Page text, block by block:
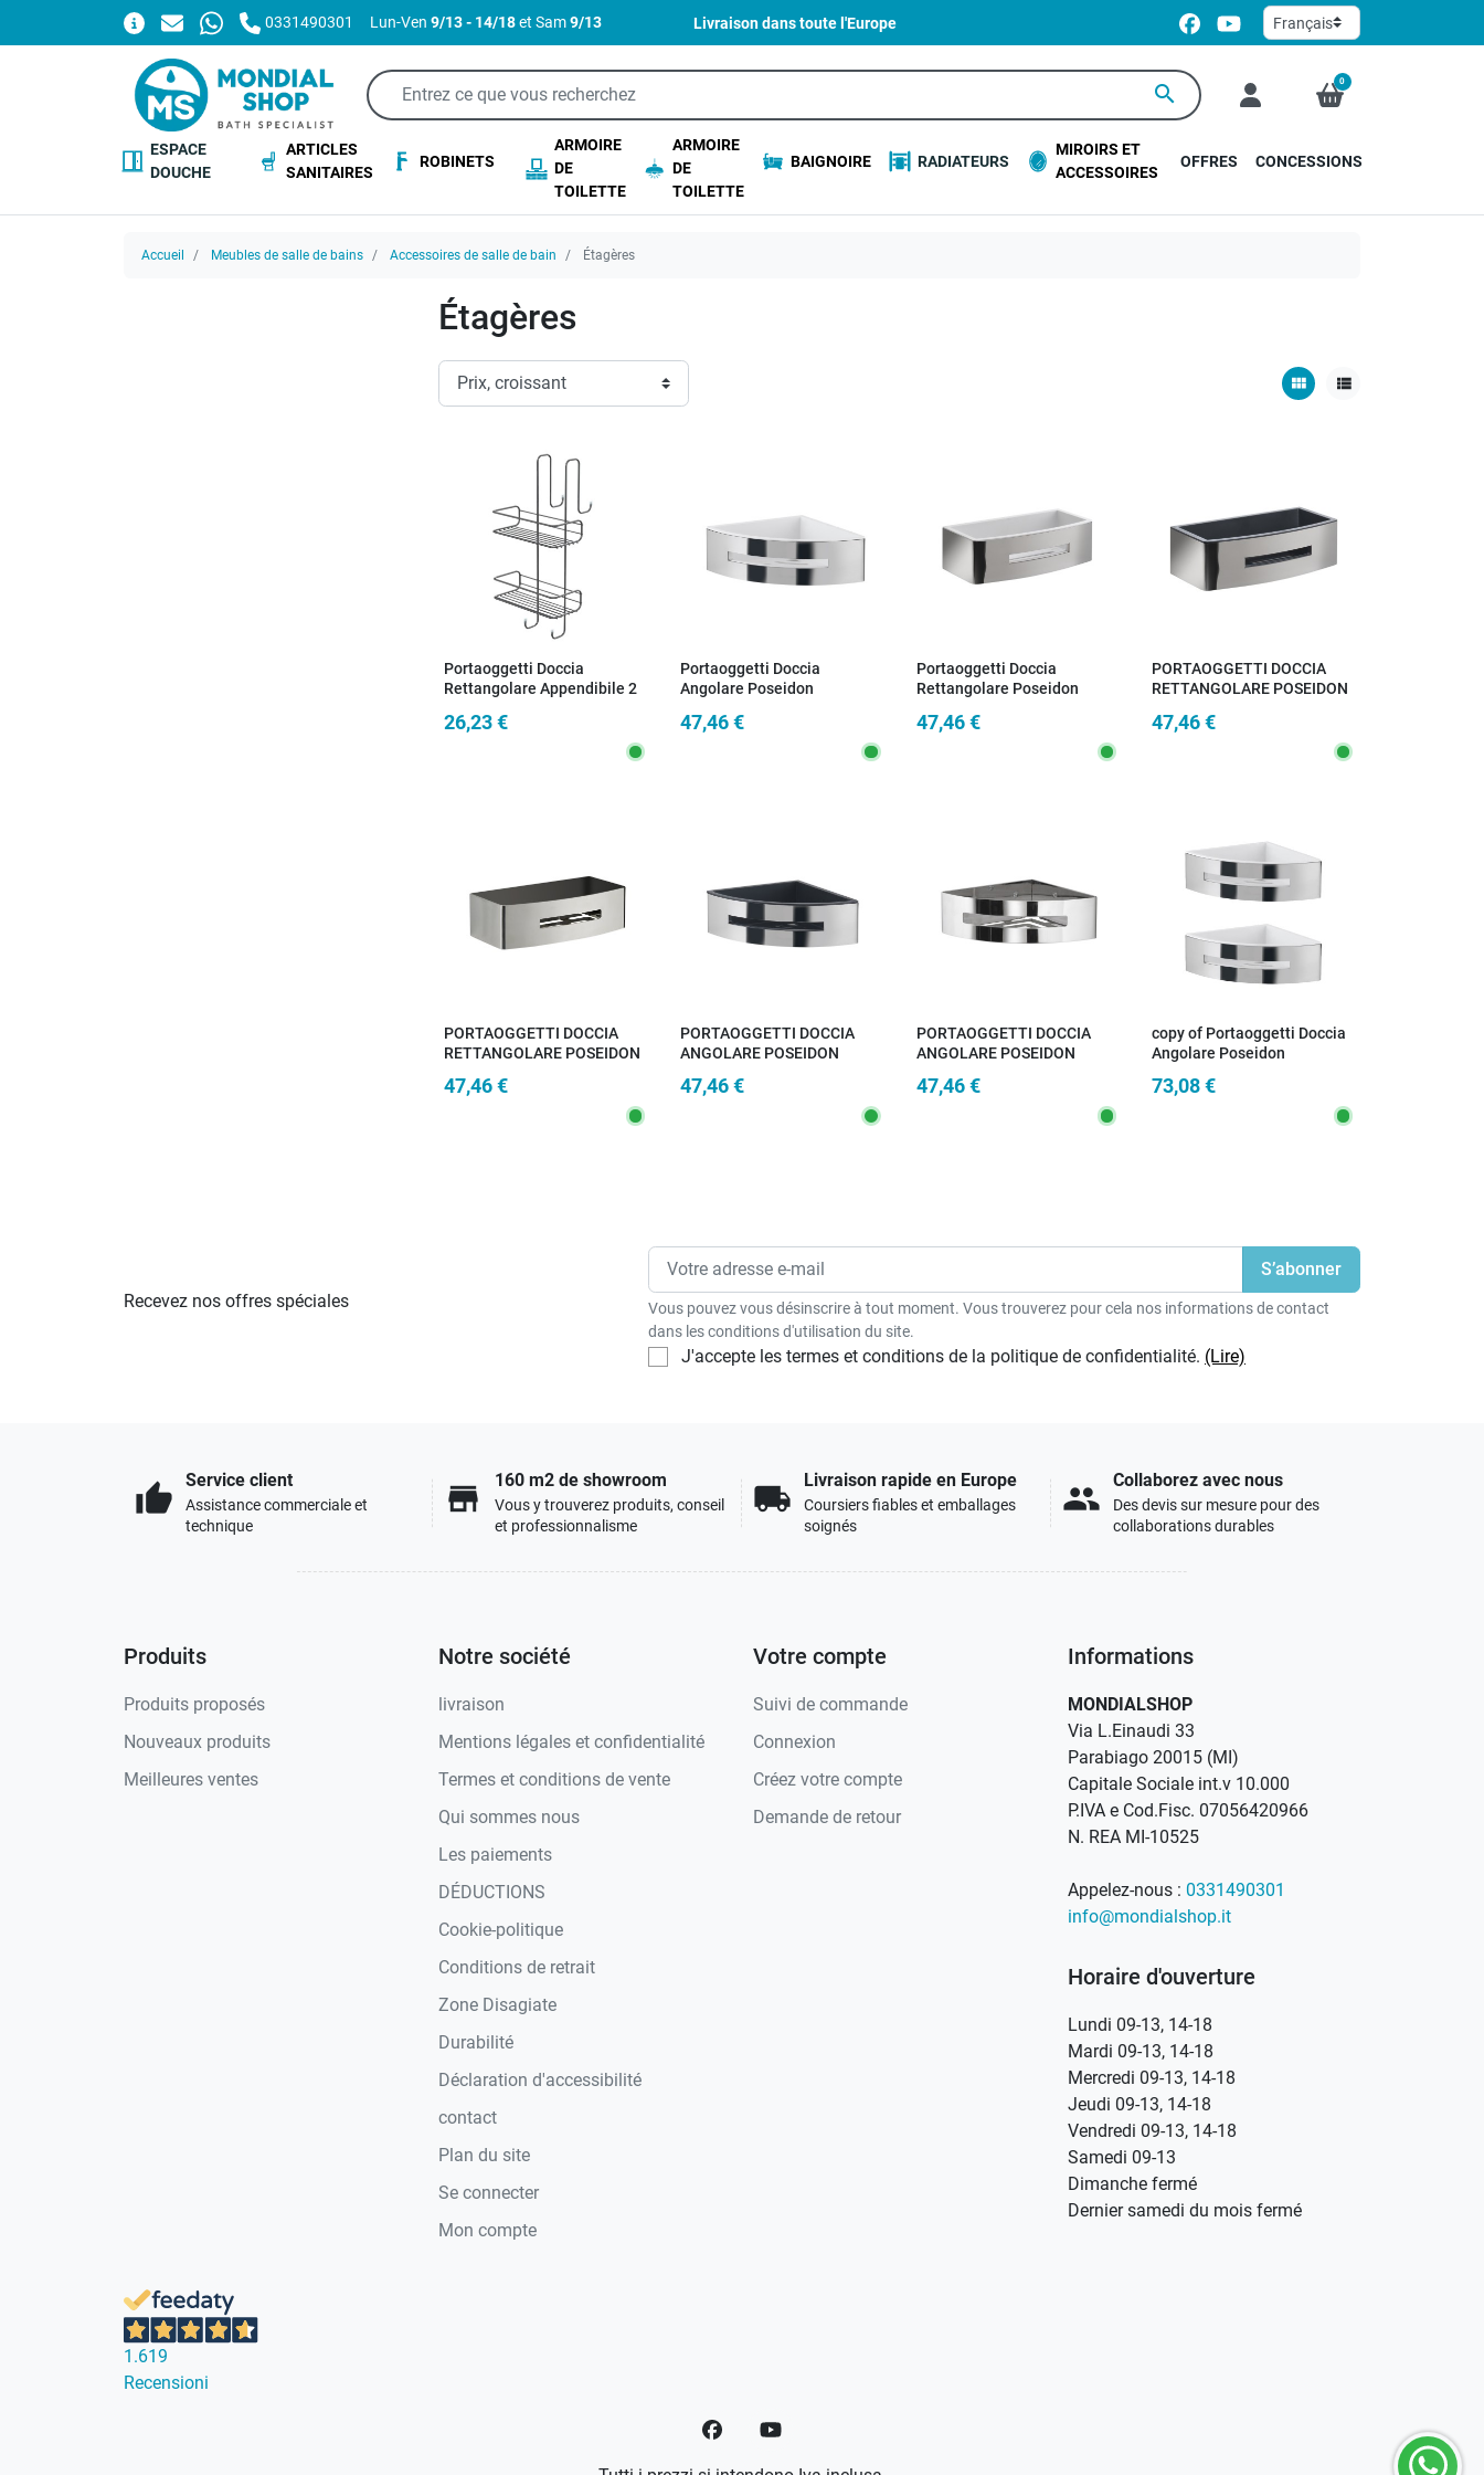
0331490301 Lun-Ven9/13 - 14/18et Sam9/13 Livraison dans toute l'Europe
search 0
ESPACE
DOUCHE
ARTICLES
SANITAIRES
ROBINETS
ARMOIRE
DE
TOILETTE
ARMOIRE
DE
TOILETTE
BAIGNOIRE RADIATEURS
MIROIRS ET
ACCESSOIRES
OFFRES CONCESSIONS
Accueil Meubles de salle de bains Accessoires de salle de bain Étagères
Étagères
view_module view_list
Portaoggetti Doccia
Rettangolare Appendibile 2
Completo per il tuo Bagno
26,23 €
Portaoggetti Doccia
Angolare Poseidon
Moderno
47,46 €
Portaoggetti Doccia
Rettangolare Poseidon
Salvaspazio
47,46 €
PORTAOGGETTI DOCCIA
RETTANGOLARE POSEIDON
47,46 €
PORTAOGGETTI DOCCIA
RETTANGOLARE POSEIDON
47,46 €
PORTAOGGETTI DOCCIA
ANGOLARE POSEIDON
47,46 €
PORTAOGGETTI DOCCIA
ANGOLARE POSEIDON
47,46 €
copy of Portaoggetti Doccia
Angolare Poseidon
Moderno
73,08 €
Recevez nos offres spéciales
Vous pouvez vous désinscrire à tout moment. Vous trouverez pour cela nos informations de contact
dans les conditions d'utilisation du site.
J'accepte les termes et conditions de la politique de confidentialité. (Lire)
thumb_up
Service client
Assistance commerciale et
technique
store
160 m2 de showroom
Vous y trouverez produits, conseil
et professionnalisme
local_shipping
Livraison rapide en Europe
Coursiers fiables et emballages
soignés
people
Collaborez avec nous
Des devis sur mesure pour des
collaborations durables
Produits
Produits proposés
Nouveaux produits
Meilleures ventes
Notre société
livraison
Mentions légales et confidentialité
Termes et conditions de vente
Qui sommes nous
Les paiements
DÉDUCTIONS
Cookie-politique
Conditions de retrait
Zone Disagiate
Durabilité
Déclaration d'accessibilité
contact
Plan du site
Se connecter
Mon compte
Votre compte
Suivi de commande
Connexion
Créez votre compte
Demande de retour
Informations
MONDIALSHOP
Via L.Einaudi 33
Parabiago 20015 (MI)
Capitale Sociale int.v 10.000
P.IVA e Cod.Fisc. 07056420966
N. REA MI-10525
Appelez-nous : 0331490301
info@mondialshop.it
Horaire d'ouverture
Lundi 09-13, 14-18
Mardi 09-13, 14-18
Mercredi 09-13, 14-18
Jeudi 09-13, 14-18
Vendredi 09-13, 14-18
Samedi 09-13
Dimanche fermé
Dernier samedi du mois fermé
1.619
Recensioni